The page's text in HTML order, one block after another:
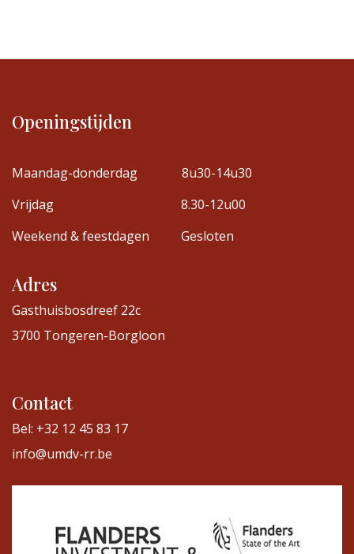
Openingstijden
Maandag-donderdag
8u30-14u30
Vrijdag
8.30-12u00
Weekend & feestdagen
Gesloten
Adres
Gasthuisbosdreef 22c
3700 Tongeren-Borgloon
Contact
Bel: +32 12 45 83 17
info@umdv-rr.be